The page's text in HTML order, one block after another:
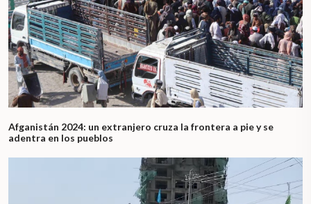
Afganistán 2024: un extranjero cruza la frontera a pie y se
adentra en los pueblos